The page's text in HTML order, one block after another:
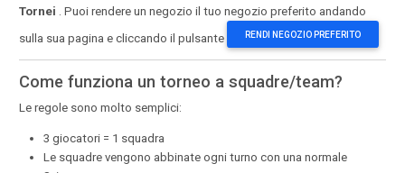
Tornei
. Puoi rendere un negozio il tuo negozio preferito andando
sulla sua pagina e cliccando il pulsante
RENDI NEGOZIO PREFERITO
Come funziona un torneo a squadre/team?
Le regole sono molto semplici:
3 giocatori = 1 squadra
Le squadre vengono abbinate ogni turno con una normale